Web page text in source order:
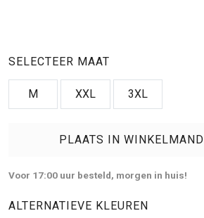
SELECTEER MAAT
M XXL 3XL
PLAATS IN WINKELMAND
Voor 17:00 uur besteld, morgen in huis!
ALTERNATIEVE KLEUREN